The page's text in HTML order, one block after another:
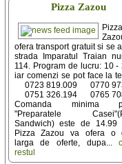
Pizza Zazou
Pizza
ofera transport gratuit si se
strada Imparatul Traian
114. Program de lucru: 10 -
iar comenzi se pot face la
0723 819.009 0770
0751 326.194 0765
Comanda minima
"Preparatele
Sandwich) este de 14.99
Pizza Zazou va ofera o
larga de oferte, dupa...
restul